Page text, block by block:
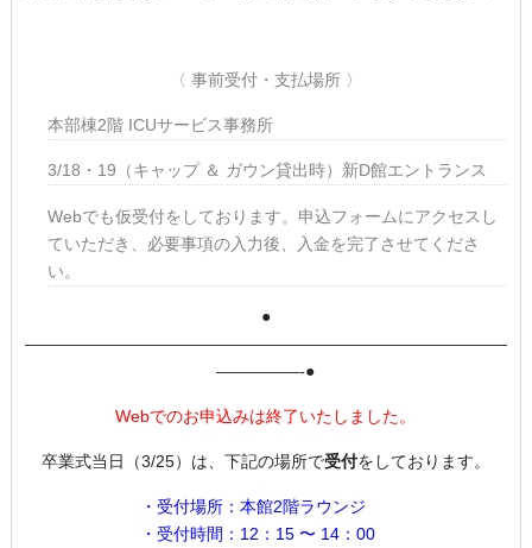
〈 事前受付・支払場所 〉
本部棟2階 ICUサービス事務所
3/18・19（キャップ ＆ ガウン貸出時）新D館エントランス
Webでも仮受付をしております。申込フォームにアクセスし
ていただき、必要事項の入力後、入金を完了させてくださ
い。
●
—————————————————————————————
—————-●
Webでのお申込みは終了いたしました。
卒業式当日（3/25）は、下記の場所で受付をしております。
・受付場所：本館2階ラウンジ
・受付時間：12：15 〜 14：00